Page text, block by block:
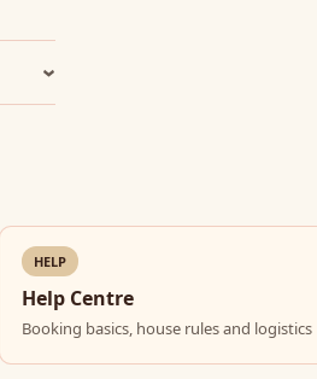
HELP
Help Centre
Booking basics, house rules and logistics